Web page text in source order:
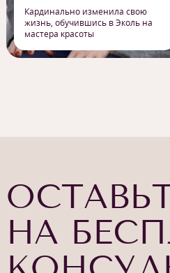
Кардинально изменила свою
жизнь, обучившись в Эколь на
мастера красоты
НА